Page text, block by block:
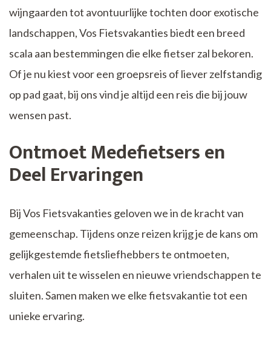
wijngaarden tot avontuurlijke tochten door exotische
landschappen, Vos Fietsvakanties biedt een breed
scala aan bestemmingen die elke fietser zal bekoren.
Of je nu kiest voor een groepsreis of liever zelfstandig
op pad gaat, bij ons vind je altijd een reis die bij jouw
wensen past.
Ontmoet Medefietsers en
Deel Ervaringen
Bij Vos Fietsvakanties geloven we in de kracht van
gemeenschap. Tijdens onze reizen krijg je de kans om
gelijkgestemde fietsliefhebbers te ontmoeten,
verhalen uit te wisselen en nieuwe vriendschappen te
sluiten. Samen maken we elke fietsvakantie tot een
unieke ervaring.